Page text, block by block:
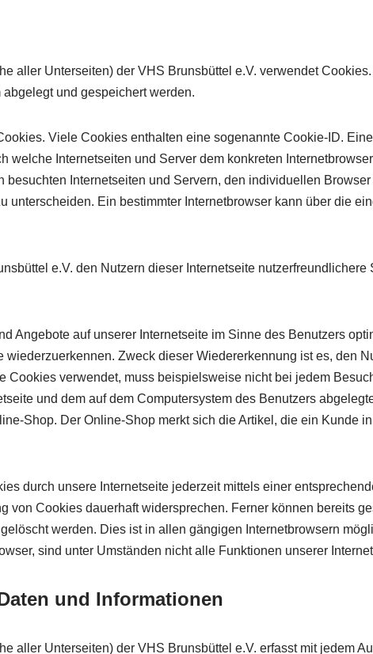
aller Unterseiten) der VHS Brunsbüttel e.V. verwendet
und gespeichert werden.
Viele Cookies enthalten eine sogenannte Cookie-ID.
welche Internetseiten und Server dem konkreten
Internetseiten und Servern, den individuellen
unterscheiden. Ein bestimmter Internetbrowser kann über die
e.V. den Nutzern dieser Internetseite
Angebote auf unserer Internetseite im Sinne des Benutzers
wiederzuerkennen. Zweck dieser Wiedererkennung ist es, den
Cookies verwendet, muss beispielsweise nicht bei jedem
und dem auf dem Computersystem des Benutzers
Shop. Der Online-Shop merkt sich die Artikel, die ein Kunde
durch unsere Internetseite jederzeit mittels einer
von Cookies dauerhaft widersprechen. Ferner können bereits
werden. Dies ist in allen gängigen Internetbrowsern
sind unter Umständen nicht alle Funktionen unserer
und Informationen
aller Unterseiten) der VHS Brunsbüttel e.V. erfasst mit jedem